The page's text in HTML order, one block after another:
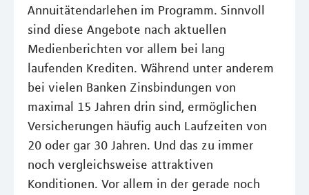
Annuitätendarlehen im Programm. Sinnvoll
sind diese Angebote nach aktuellen
Medienberichten vor allem bei lang
laufenden Krediten. Während unter anderem
bei vielen Banken Zinsbindungen von
maximal 15 Jahren drin sind, ermöglichen
Versicherungen häufig auch Laufzeiten von
20 oder gar 30 Jahren. Und das zu immer
noch vergleichsweise attraktiven
Konditionen. Vor allem in der gerade noch